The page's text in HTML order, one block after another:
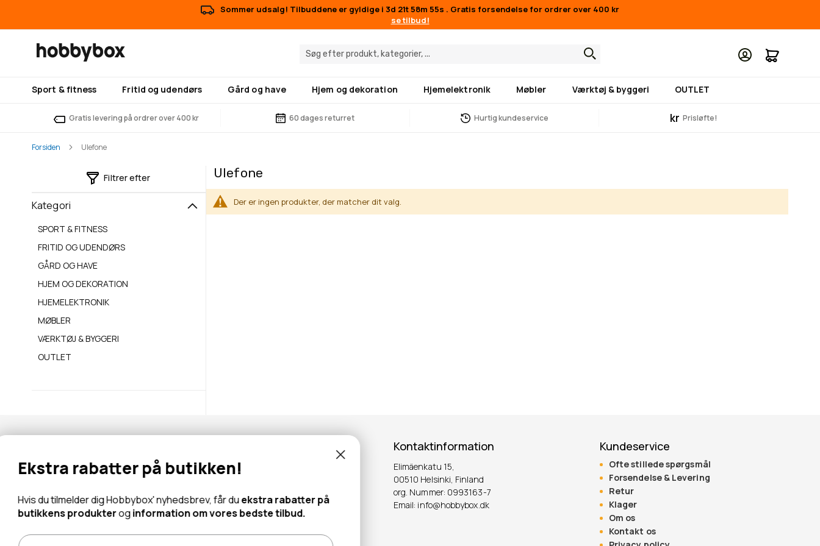
Sommer udsalg! Tilbuddene er gyldige i 3d 21t 58m 55s . Gratis forsendelse for ordrer over 400 kr
se tilbud!
Min
Sport & fitness Fritid og udendørs Gård og have Hjem og dekoration Hjemelektronik Møbler Værktøj & byggeri OUTLET
Gratis levering på ordrer over 400 kr 60 dages returret Hurtig kundeservice kr Prisløfte!
Forsiden Ulefone
Ulefone
Der er ingen produkter, der matcher dit valg.
Filtrer efter
Kategori
SPORT & FITNESS
FRITID OG UDENDØRS
GÅRD OG HAVE
HJEM OG DEKORATION
HJEMELEKTRONIK
MØBLER
VÆRKTØJ & BYGGERI
OUTLET
Abonner for at modtage tilbud og information om nye produkter!
OK
Kontaktinformation
Elimäenkatu 15,
00510 Helsinki, Finland
org. Nummer: 0993163-7
Email: info@hobbybox.dk
Kundeservice
Ofte stillede spørgsmål
Forsendelse & Levering
Retur
Klager
Om os
Kontakt os
Ekstra rabatter på butikken!
Hvis du tilmelder dig Hobbybox' nyhedsbrev, får duekstra rabatter på
butikkens produkteroginformation om vores bedste tilbud.